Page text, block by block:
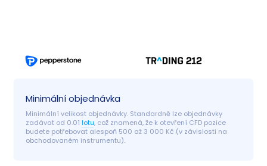
Minimální objednávka
Minimální velikost objednávky. Standardně lze objednávky
zadávat od 0.01 lotu, což znamená, že k otevření CFD pozice
budete potřebovat alespoň 500 až 3 000 Kč (v závislosti na
obchodovaném instrumentu).